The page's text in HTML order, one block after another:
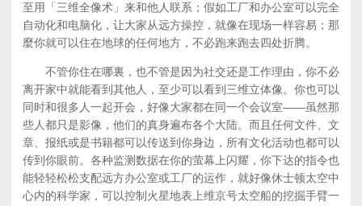
至用「三维全像术」来和他人联系；假如工厂和办公室可以完全
自动化和电脑化，让大家从远方操控，就像在现场一样容易；那
麼你就可以住在地球的任何地方，不必跑来跑去四处折腾。
不管你住在哪裏，也不管是因为社交还是工作理由，你不必
离开家中就能看到其他人，至少可以看到三维立体像。你也可以
同时和很多人一起开会，好像大家都在同一个会议室——虽然那
些人都只是影像，他们的真身遍布各个大陆。而且任何文件、文
章、报纸或是书籍都可以传送到你身边，所有文化活动也都可以
传到你眼前。各种监测数据在你的萤幕上闪耀，你下达的指令也
能轻轻松松支配远方办公室或工厂的运作，就好像休士顿太空中
心内的科学家，可以控制火星地表上维京号太空船的挖掘手臂一